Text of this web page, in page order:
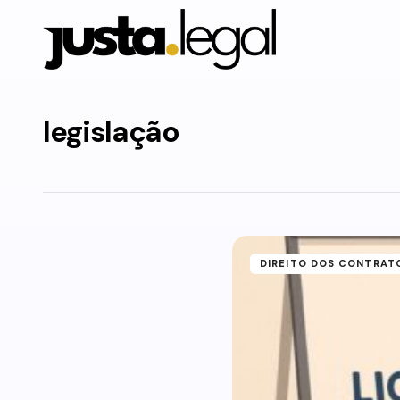
legislação
DIREITO DOS